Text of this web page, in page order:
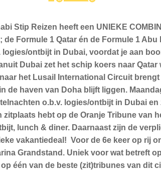
Stip Reizen heeft een UNIEKE
Formule 1 Qatar én de Formule 1
ontbijt in Dubai, voordat je aan
Dubai zet het schip koers naar
het Lusail International Circuit
de haven van Doha blijft liggen.
o.b.v. logies/ontbijt in Dubai
hebt op de Oranje Tribune van
lunch & diner. Daarnaast zijn de
vakantiedeal! Voor de 6e keer op rij
Grandstand. Uniek voor wat betreft
één van de beste (zit)tribunes van dit